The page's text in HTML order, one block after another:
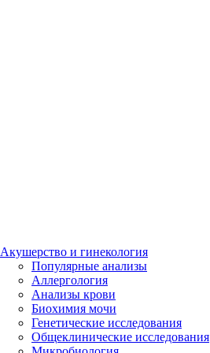
Акушерство и гинекология
Популярные анализы
Аллергология
Анализы крови
Биохимия мочи
Генетические исследования
Общеклинические исследования